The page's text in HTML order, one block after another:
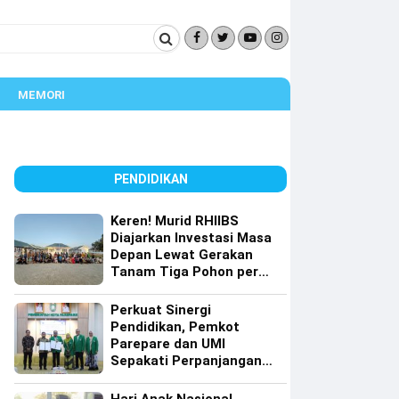
MEMORI
PENDIDIKAN
Keren! Murid RHIIBS
Diajarkan Investasi Masa
Depan Lewat Gerakan
Tanam Tiga Pohon per
Perkuat Sinergi
Pendidikan, Pemkot
Parepare dan UMI
Sepakati Perpanjangan
Perguruan Tinggi